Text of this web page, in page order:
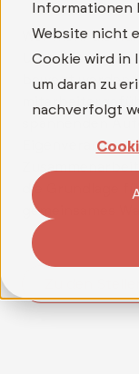
Informationen
Website nicht
Cookie wird in
um daran zu
nachverfolgt
Wer mehr als
Umfeld
bewegt werden
spannenden
die Grundlage
gemeinsames